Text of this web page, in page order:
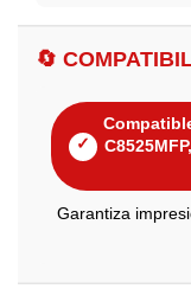
🔄
✓
Garantiza